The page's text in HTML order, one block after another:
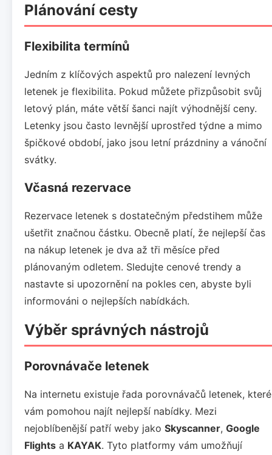
Plánování cesty
Flexibilita termínů
Jedním z klíčových aspektů pro nalezení levných
letenek je flexibilita. Pokud můžete přizpůsobit svůj
letový plán, máte větší šanci najít výhodnější ceny.
Letenky jsou často levnější uprostřed týdne a mimo
špičkové období, jako jsou letní prázdniny a vánoční
svátky.
Včasná rezervace
Rezervace letenek s dostatečným předstihem může
ušetřit značnou částku. Obecně platí, že nejlepší čas
na nákup letenek je dva až tři měsíce před
plánovaným odletem. Sledujte cenové trendy a
nastavte si upozornění na pokles cen, abyste byli
informováni o nejlepších nabídkách.
Výběr správných nástrojů
Porovnávače letenek
Na internetu existuje řada porovnávačů letenek, které
vám pomohou najít nejlepší nabídky. Mezi
nejoblíbenější patří weby jako Skyscanner, Google
Flights a KAYAK. Tyto platformy vám umožňují